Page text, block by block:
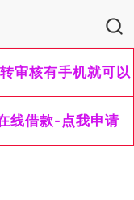
审核有手机就可以
线借款-点我申请